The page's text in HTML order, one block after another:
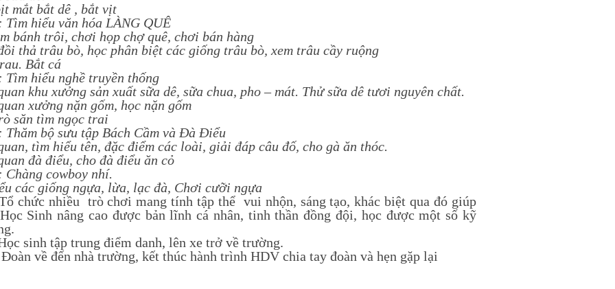
mắt bắt dê , bắt vịt
Tìm hiểu văn hóa LÀNG QUÊ
bánh trôi, chơi họp chợ quê, chơi bán hàng
thả trâu bò, học phân biệt các giống trâu bò, xem trâu cầy ruộng
. Bắt cá
Tìm hiểu nghề truyền thống
khu xưởng sản xuất sữa dê, sữa chua, pho – mát. Thử sữa dê tươi nguyên chất.
xưởng nặn gốm, học nặn gốm
săn tìm ngọc trai
Thăm bộ sưu tập Bách Cầm và Đà Điểu
tìm hiểu tên, đặc điểm các loài, giải đáp câu đố, cho gà ăn thóc.
đà điểu, cho đà điểu ăn cỏ
Chàng cowboy nhí.
các giống ngựa, lừa, lạc đà, Chơi cưỡi ngựa
chức nhiều trò chơi mang tính tập thể vui nhộn, sáng tạo, khác biệt qua đó giúp
Sinh nâng cao được bản lĩnh cá nhân, tinh thần đồng đội, học được một số kỹ
sinh tập trung điểm danh, lên xe trở về trường.
Đoàn về đến nhà trường, kết thúc hành trình HDV chia tay đoàn và hẹn gặp lại